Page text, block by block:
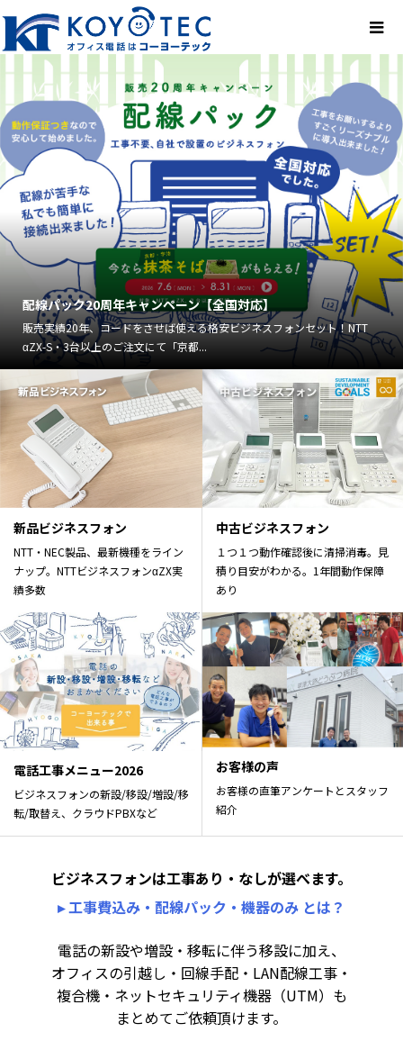
配線パック20周年キャンペーン【全国対応】
販売実績20年、コードをさせば使える格安ビジネスフォンセット！NTT
αZX-S・3台以上のご注文にて「京都...
新品ビジネスフォン
NTT・NEC製品、最新機種をライン
ナップ。NTTビジネスフォンαZX実
績多数
中古ビジネスフォン
１つ１つ動作確認後に清掃消毒。見
積り目安がわかる。1年間動作保障
あり
電話工事メニュー2026
ビジネスフォンの新設/移設/増設/移
転/取替え、クラウドPBXなど
お客様の声
お客様の直筆アンケートとスタッフ
紹介
ビジネスフォンは工事あり・なしが選べます。
▸ 工事費込み・配線パック・機器のみ とは？
電話の新設や増設・移転に伴う移設に加え、
オフィスの引越し・回線手配・LAN配線工事・
複合機・ネットセキュリティ機器（UTM）も
まとめてご依頼頂けます。